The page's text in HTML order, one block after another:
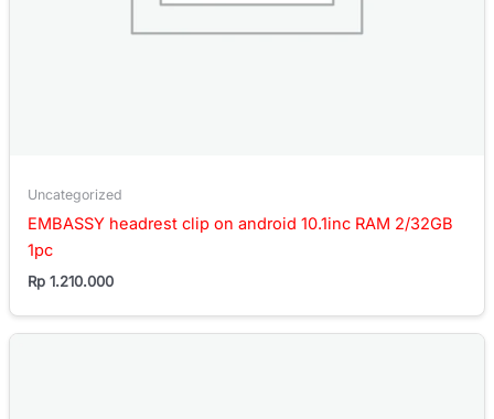
Uncategorized
EMBASSY headrest clip on android 10.1inc RAM 2/32GB
1pc
Rp 1.210.000